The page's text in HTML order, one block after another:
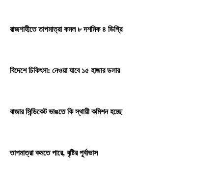
রাজশাহীতে তাপমাত্রা কমল ৮ দশমিক ৪ ডিগ্রি
বিদেশে চিকিৎসা: নেওয়া যাবে ১৫ হাজার ডলার
বাজার সিন্ডিকেট ভাঙতে কি স্থায়ী কমিশন হচ্ছে
তাপমাত্রা কমতে পারে, বৃষ্টির পূর্বাভাস